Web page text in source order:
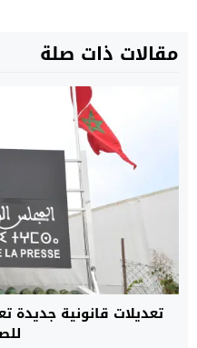
مقالات ذات صلة
تعديلات قانونية